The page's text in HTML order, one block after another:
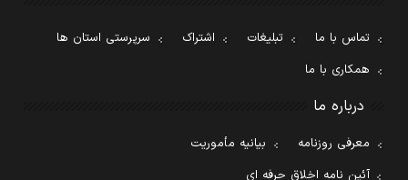
تماس با ما تبلیغات اشتراک
سرپرستی استان ها
همکاری با ما
درباره ما
معرفی روزنامه
بیانیه مأموریت
آئین نامه اخلاق حرفه ای